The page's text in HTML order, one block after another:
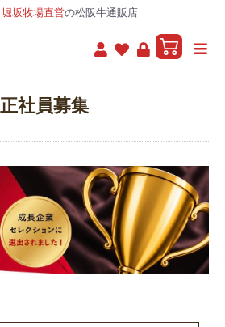
堀坂牧場直営の松阪牛通販店
正社員募集